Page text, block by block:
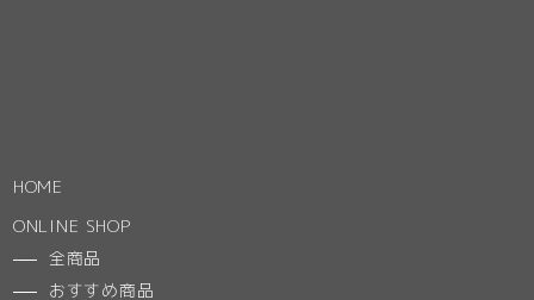
HOME
ONLINE SHOP
全商品
おすすめ商品